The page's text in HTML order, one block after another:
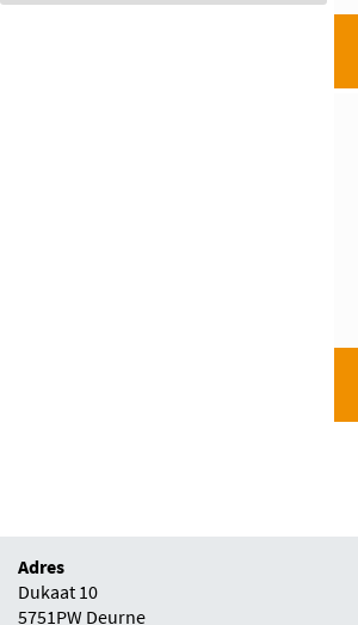
Adres
Dukaat 10
5751PW Deurne